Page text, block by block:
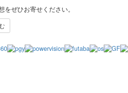
ぜひお寄せください。